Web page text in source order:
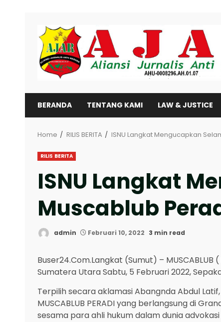
content
BERANDA TENTANG KAMI LAW & JUSTICE
Home RILIS BERITA ISNU Langkat Mengucapkan
RILIS BERITA
ISNU Langkat
Muscablub
admin Februari 10, 2022 3 min read
Buser24.Com.Langkat (Sumut) –
Sumatera Utara Sabtu, 5 Februari 2022,
Terpilih secara aklamasi Abangnda Abdul
MUSCABLUB PERADI yang berlangsung di
sesama para ahli hukum dalam dunia advokasi